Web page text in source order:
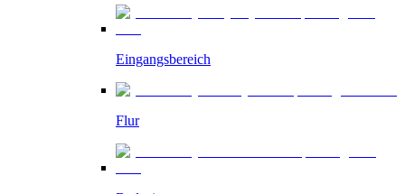
Eingangsbereich
Flur